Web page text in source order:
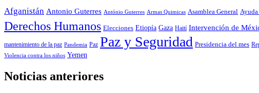
Afganistán Antonio Guterres António Guterres Armas Quimicas Asamblea General
Derechos Humanos Elecciones Etiopía Gaza Haití Intervención de
mantenimiento de la paz Pandemia Paz Paz y Seguridad Presidencia del mes
Violencia contra los niños Yemen
Noticias anteriores